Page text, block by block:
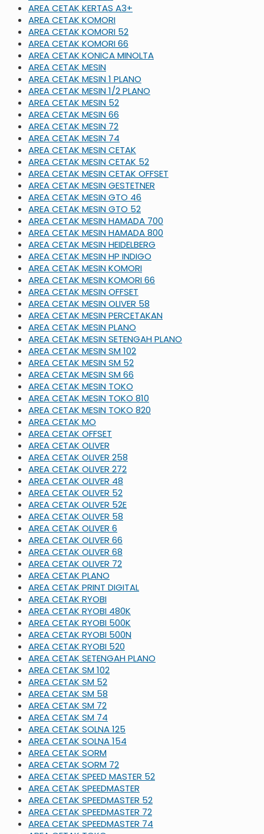
AREA CETAK KERTAS A3+
AREA CETAK KOMORI
AREA CETAK KOMORI 52
AREA CETAK KOMORI 66
AREA CETAK KONICA MINOLTA
AREA CETAK MESIN
AREA CETAK MESIN 1 PLANO
AREA CETAK MESIN 1/2 PLANO
AREA CETAK MESIN 52
AREA CETAK MESIN 66
AREA CETAK MESIN 72
AREA CETAK MESIN 74
AREA CETAK MESIN CETAK
AREA CETAK MESIN CETAK 52
AREA CETAK MESIN CETAK OFFSET
AREA CETAK MESIN GESTETNER
AREA CETAK MESIN GTO 46
AREA CETAK MESIN GTO 52
AREA CETAK MESIN HAMADA 700
AREA CETAK MESIN HAMADA 800
AREA CETAK MESIN HEIDELBERG
AREA CETAK MESIN HP INDIGO
AREA CETAK MESIN KOMORI
AREA CETAK MESIN KOMORI 66
AREA CETAK MESIN OFFSET
AREA CETAK MESIN OLIVER 58
AREA CETAK MESIN PERCETAKAN
AREA CETAK MESIN PLANO
AREA CETAK MESIN SETENGAH PLANO
AREA CETAK MESIN SM 102
AREA CETAK MESIN SM 52
AREA CETAK MESIN SM 66
AREA CETAK MESIN TOKO
AREA CETAK MESIN TOKO 810
AREA CETAK MESIN TOKO 820
AREA CETAK MO
AREA CETAK OFFSET
AREA CETAK OLIVER
AREA CETAK OLIVER 258
AREA CETAK OLIVER 272
AREA CETAK OLIVER 48
AREA CETAK OLIVER 52
AREA CETAK OLIVER 52E
AREA CETAK OLIVER 58
AREA CETAK OLIVER 6
AREA CETAK OLIVER 66
AREA CETAK OLIVER 68
AREA CETAK OLIVER 72
AREA CETAK PLANO
AREA CETAK PRINT DIGITAL
AREA CETAK RYOBI
AREA CETAK RYOBI 480K
AREA CETAK RYOBI 500K
AREA CETAK RYOBI 500N
AREA CETAK RYOBI 520
AREA CETAK SETENGAH PLANO
AREA CETAK SM 102
AREA CETAK SM 52
AREA CETAK SM 58
AREA CETAK SM 72
AREA CETAK SM 74
AREA CETAK SOLNA 125
AREA CETAK SOLNA 154
AREA CETAK SORM
AREA CETAK SORM 72
AREA CETAK SPEED MASTER 52
AREA CETAK SPEEDMASTER
AREA CETAK SPEEDMASTER 52
AREA CETAK SPEEDMASTER 72
AREA CETAK SPEEDMASTER 74